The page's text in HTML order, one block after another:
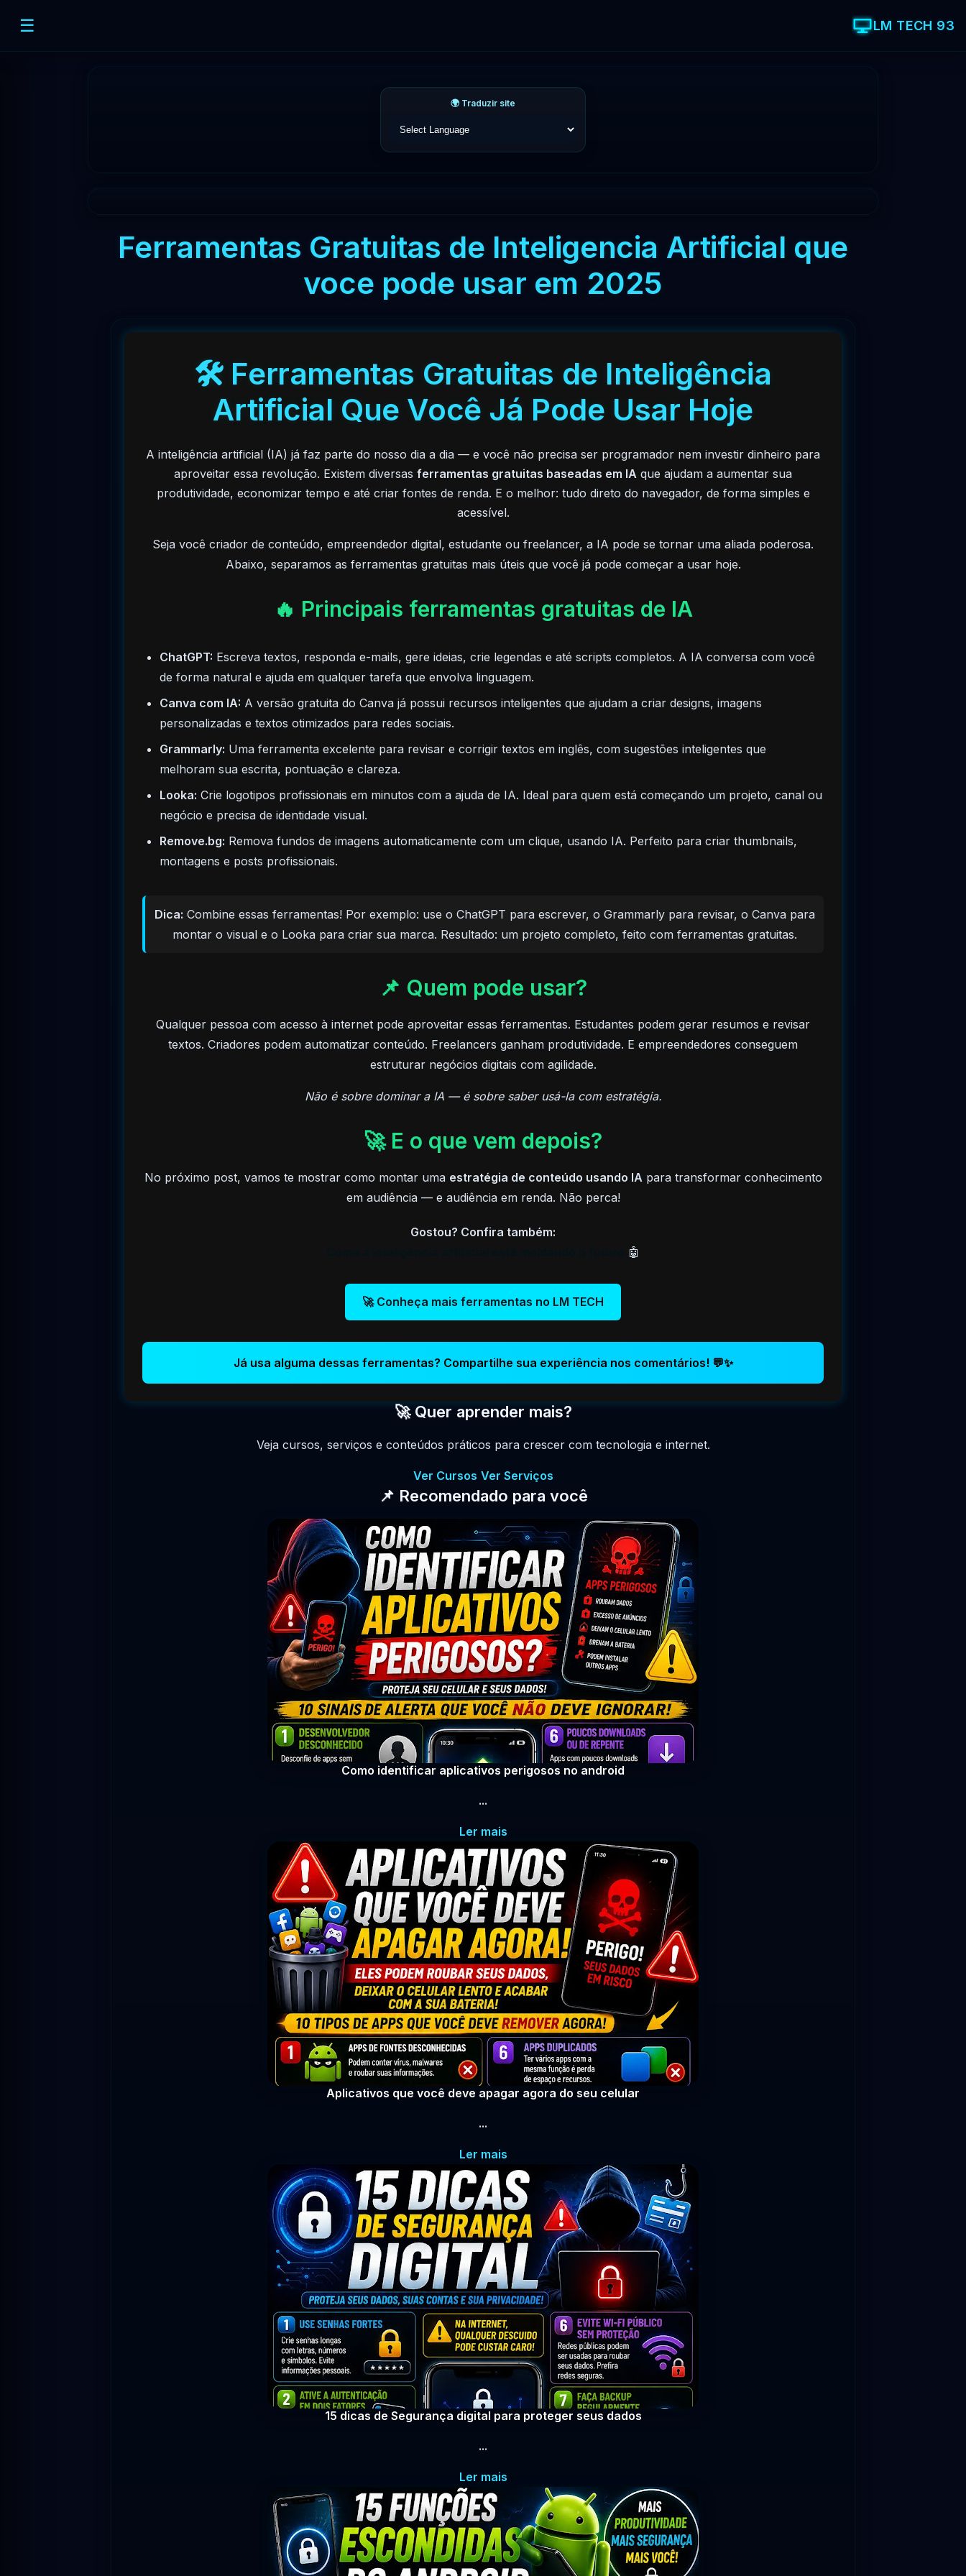
☰ LM TECH 93
🌍 Traduzir site
Ferramentas Gratuitas de Inteligencia Artificial que
voce pode usar em 2025
🛠️ Ferramentas Gratuitas de Inteligência
Artificial Que Você Já Pode Usar Hoje
A inteligência artificial (IA) já faz parte do nosso dia a dia — e você não precisa ser programador nem investir dinheiro para
aproveitar essa revolução. Existem diversas ferramentas gratuitas baseadas em IA que ajudam a aumentar sua
produtividade, economizar tempo e até criar fontes de renda. E o melhor: tudo direto do navegador, de forma simples e
acessível.
Seja você criador de conteúdo, empreendedor digital, estudante ou freelancer, a IA pode se tornar uma aliada poderosa.
Abaixo, separamos as ferramentas gratuitas mais úteis que você já pode começar a usar hoje.
🔥 Principais ferramentas gratuitas de IA
ChatGPT: Escreva textos, responda e-mails, gere ideias, crie legendas e até scripts completos. A IA conversa com você
de forma natural e ajuda em qualquer tarefa que envolva linguagem.
Canva com IA: A versão gratuita do Canva já possui recursos inteligentes que ajudam a criar designs, imagens
personalizadas e textos otimizados para redes sociais.
Grammarly: Uma ferramenta excelente para revisar e corrigir textos em inglês, com sugestões inteligentes que
melhoram sua escrita, pontuação e clareza.
Looka: Crie logotipos profissionais em minutos com a ajuda de IA. Ideal para quem está começando um projeto, canal ou
negócio e precisa de identidade visual.
Remove.bg: Remova fundos de imagens automaticamente com um clique, usando IA. Perfeito para criar thumbnails,
montagens e posts profissionais.
Dica: Combine essas ferramentas! Por exemplo: use o ChatGPT para escrever, o Grammarly para revisar, o Canva para
montar o visual e o Looka para criar sua marca. Resultado: um projeto completo, feito com ferramentas gratuitas.
📌 Quem pode usar?
Qualquer pessoa com acesso à internet pode aproveitar essas ferramentas. Estudantes podem gerar resumos e revisar
textos. Criadores podem automatizar conteúdo. Freelancers ganham produtividade. E empreendedores conseguem
estruturar negócios digitais com agilidade.
Não é sobre dominar a IA — é sobre saber usá-la com estratégia.
🚀 E o que vem depois?
No próximo post, vamos te mostrar como montar uma estratégia de conteúdo usando IApara transformar conhecimento
em audiência — e audiência em renda. Não perca!
Gostou? Confira também:
🤖
🚀 Conheça mais ferramentas no LM TECH
Já usa alguma dessas ferramentas? Compartilhe sua experiência nos comentários! 💬✨
🚀 Quer aprender mais?
Veja cursos, serviços e conteúdos práticos para crescer com tecnologia e internet.
Ver Cursos Ver Serviços
📌 Recomendado para você
Como identificar aplicativos perigosos no android
...
Ler mais
Aplicativos que você deve apagar agora do seu celular
...
Ler mais
15 dicas de Segurança digital para proteger seus dados
...
Ler mais